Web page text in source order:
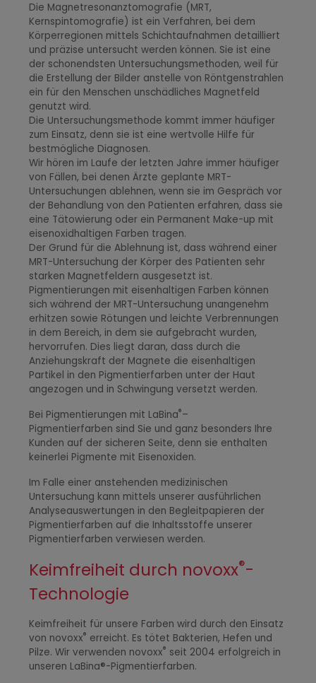
Die Magnetresonanztomografie (MRT,
Kernspintomografie) ist ein Verfahren, bei dem
Körperregionen mittels Schichtaufnahmen detailliert
und präzise untersucht werden können. Sie ist eine
der schonendsten Untersuchungsmethoden, weil für
die Erstellung der Bilder anstelle von Röntgenstrahlen
ein für den Menschen unschädliches Magnetfeld
genutzt wird.
Die Untersuchungsmethode kommt immer häufiger
zum Einsatz, denn sie ist eine wertvolle Hilfe für
bestmögliche Diagnosen.
Wir hören im Laufe der letzten Jahre immer häufiger
von Fällen, bei denen Ärzte geplante MRT-
Untersuchungen ablehnen, wenn sie im Gespräch vor
der Behandlung von den Patienten erfahren, dass sie
eine Tätowierung oder ein Permanent Make-up mit
eisenoxidhaltigen Farben tragen.
Der Grund für die Ablehnung ist, dass während einer
MRT-Untersuchung der Körper des Patienten sehr
starken Magnetfeldern ausgesetzt ist.
Pigmentierungen mit eisenhaltigen Farben können
sich während der MRT-Untersuchung unangenehm
erhitzen sowie Rötungen und leichte Verbrennungen
in dem Bereich, in dem sie aufgebracht wurden,
hervorrufen. Dies liegt daran, dass durch die
Anziehungskraft der Magnete die eisenhaltigen
Partikel in den Pigmentierfarben unter der Haut
angezogen und in Schwingung versetzt werden.
Bei Pigmentierungen mit LaBina®–
Pigmentierfarben sind Sie und ganz besonders Ihre
Kunden auf der sicheren Seite, denn sie enthalten
keinerlei Pigmente mit Eisenoxiden.
Im Falle einer anstehenden medizinischen
Untersuchung kann mittels unserer ausführlichen
Analyseauswertungen in den Begleitpapieren der
Pigmentierfarben auf die Inhaltsstoffe unserer
Pigmentierfarben verwiesen werden.
Keimfreiheit durch novoxx®-
Technologie
Keimfreiheit für unsere Farben wird durch den Einsatz
von novoxx® erreicht. Es tötet Bakterien, Hefen und
Pilze. Wir verwenden novoxx® seit 2004 erfolgreich in
unseren LaBina®-Pigmentierfarben.